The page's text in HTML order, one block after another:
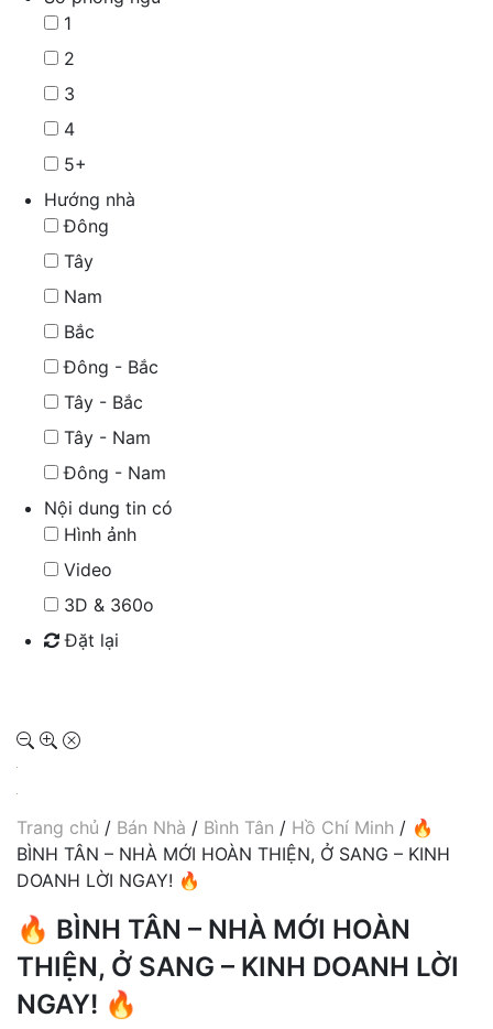
1
2
3
4
5+
Hướng nhà
Đông
Tây
Nam
Bắc
Đông - Bắc
Tây - Bắc
Tây - Nam
Đông - Nam
Nội dung tin có
Hình ảnh
Video
3D & 360o
Đặt lại
Trang chủ / Bán Nhà / Bình Tân / Hồ Chí Minh / 🔥
BÌNH TÂN – NHÀ MỚI HOÀN THIỆN, Ở SANG – KINH
DOANH LỜI NGAY! 🔥
🔥 BÌNH TÂN – NHÀ MỚI HOÀN
THIỆN, Ở SANG – KINH DOANH LỜI
NGAY! 🔥